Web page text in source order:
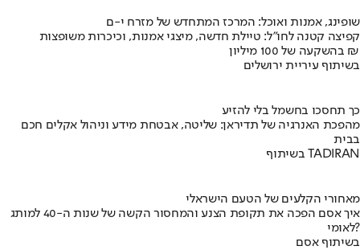
שופינג, אמנות ואוכל: המרכז המתחדש של מזרח י-ם
קפיצה קטנה לחו"ל: טיילת חדשה, מיצגי אמנות, וכיכרות משופצות
בהשקעה של 100 מיליון ₪
בשיתוף עיריית ירושלים
כך תחסכו בחשמל בלי להזיע
מהפכת האנרגיה של תדיראן: שליטה, אבטחת מידע וניהול אקלים חכם
בבית
בשיתוף TADIRAN
מאחורי הקלעים של הטעם הישראלי
איך אסם הפכה את תקופת הצנע והמחסור הקשה של שנות ה-40 למותג
לאומי?
בשיתוף אסם